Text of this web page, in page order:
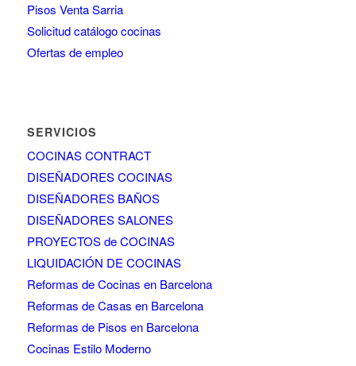
Pisos Venta Sarria
Solicitud catálogo cocinas
Ofertas de empleo
SERVICIOS
COCINAS CONTRACT
DISEÑADORES COCINAS
DISEÑADORES BAÑOS
DISEÑADORES SALONES
PROYECTOS de COCINAS
LIQUIDACIÓN DE COCINAS
Reformas de Cocinas en Barcelona
Reformas de Casas en Barcelona
Reformas de Pisos en Barcelona
Cocinas Estilo Moderno